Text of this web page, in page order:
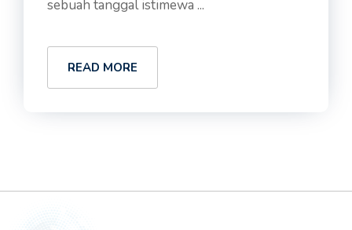
sebuah tanggal istimewa ...
READ MORE